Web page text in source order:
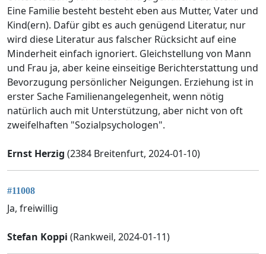
Eine Familie besteht besteht eben aus Mutter, Vater und
Kind(ern). Dafür gibt es auch genügend Literatur, nur
wird diese Literatur aus falscher Rücksicht auf eine
Minderheit einfach ignoriert. Gleichstellung von Mann
und Frau ja, aber keine einseitige Berichterstattung und
Bevorzugung persönlicher Neigungen. Erziehung ist in
erster Sache Familienangelegenheit, wenn nötig
natürlich auch mit Unterstützung, aber nicht von oft
zweifelhaften "Sozialpsychologen".
Ernst Herzig (2384 Breitenfurt, 2024-01-10)
#11008
Ja, freiwillig
Stefan Koppi (Rankweil, 2024-01-11)